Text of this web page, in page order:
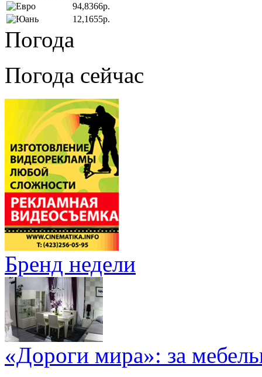
94,8366р.
12,1655р.
Погода
Погода сейчас
Бренд недели
«Дороги мира»: за